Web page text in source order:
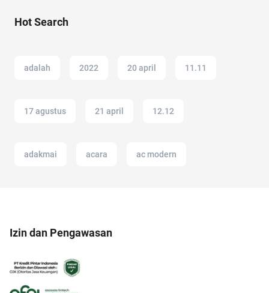
Hot Search
adalah 2022 20 april 11.11
17 agustus 21 april 12.12
adakmai acara ac modern
Izin dan Pengawasan